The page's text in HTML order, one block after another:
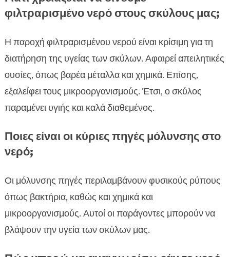
φιλτραρισμένο νερό στους σκύλους μας;
Η παροχή φιλτραρισμένου νερού είναι κρίσιμη για τη
διατήρηση της υγείας των σκύλων. Αφαιρεί απειλητικές
ουσίες, όπως βαρέα μέταλλα και χημικά. Επίσης,
εξαλείφει τους μικροοργανισμούς. Έτσι, ο σκύλος
παραμένει υγιής και καλά διαθεμένος.
Ποιες είναι οι κύριες πηγές μόλυνσης στο
νερό;
Οι μόλυνσης πηγές περιλαμβάνουν φυσικούς ρύπους
όπως βακτήρια, καθώς και χημικά και
μικροοργανισμούς. Αυτοί οι παράγοντες μπορούν να
βλάψουν την υγεία των σκύλων μας.